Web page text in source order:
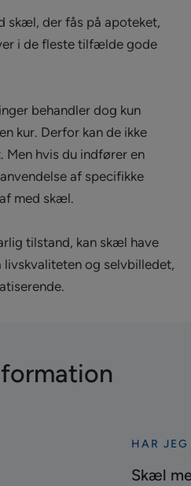
skæl, der fås på apoteket,
i de fleste tilfælde gode
behandler dog kun
kur. Derfor kan de ikke
hvis du indfører en
af specifikke
med skæl.
tilstand, kan skæl have
og selvbilledet,
Se
mere
HAR
Skæl